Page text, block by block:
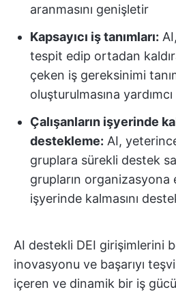
aranmasını genişletir
Kapsayıcı iş tanımları:
tespit edip ortadan
çeken iş gereksinimi
oluşturulmasına
Çalışanların işyerinde
destekleme: AI,
gruplara sürekli destek
grupların
işyerinde kalmasını
AI destekli DEI girişimlerini
inovasyonu ve başarıyı
içeren ve dinamik bir iş